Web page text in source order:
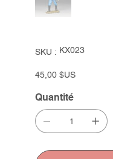
SKU : SKU
KX023
KX023
Prix
45,00 $US
Quantité